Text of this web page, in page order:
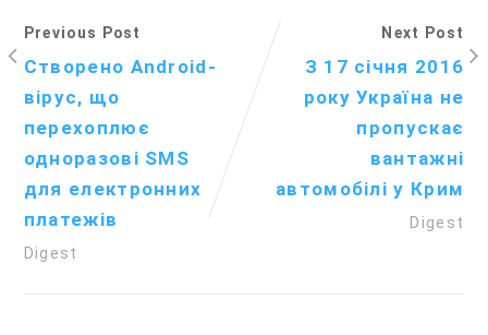
Previous Post
Створено Android-
вірус, що
перехоплює
одноразові SMS
для електронних
платежів
Digest
Next Post
З 17 січня 2016
року Україна не
пропускає
вантажні
автомобілі у Крим
Digest